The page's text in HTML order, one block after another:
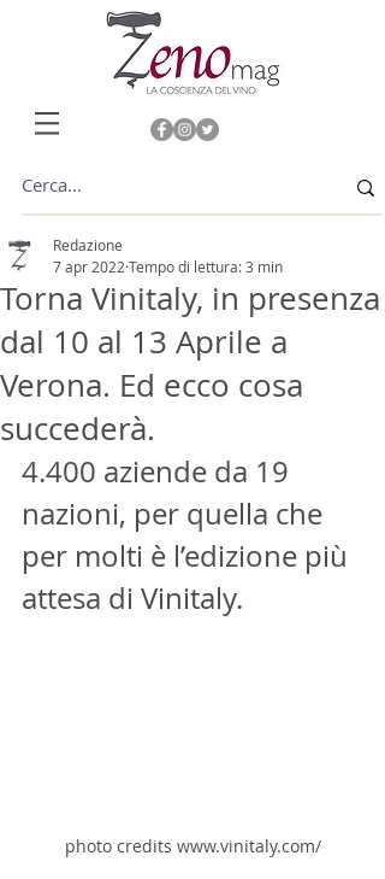
Torna Vinitaly, in presenza
dal 10 al 13 Aprile a
Verona. Ed ecco cosa
succederà.
Redazione
7 apr 2022 Tempo di lettura: 3 min
4.400 aziende da 19
nazioni, per quella che
per molti è l’edizione più
attesa di Vinitaly.
photo credits www.vinitaly.com/